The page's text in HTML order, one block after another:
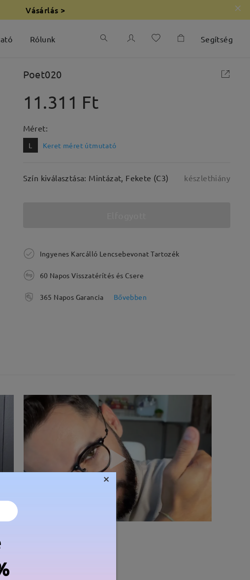
Vásárlás >
Rólunk Segítség
Poet020
11.311 Ft
Méret:
L Keret méret útmutató
Szín kiválasztása: Mintázat, Fekete (C3) készlethiány
Ingyenes Karcálló Lencsebevonat Tartozék
60 Napos Visszatérítés és Csere
365 Napos Garancia Bővebben
mm
×